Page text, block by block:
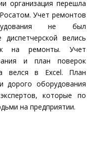
организация перешла
Учет ремонтов
не был
велись
на ремонты. Учет
и план поверок
велся в Excel. План
дорого оборудования
которые по
на предприятии.